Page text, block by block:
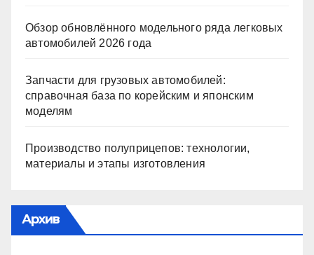
Обзор обновлённого модельного ряда легковых
автомобилей 2026 года
Запчасти для грузовых автомобилей:
справочная база по корейским и японским
моделям
Производство полуприцепов: технологии,
материалы и этапы изготовления
Архив